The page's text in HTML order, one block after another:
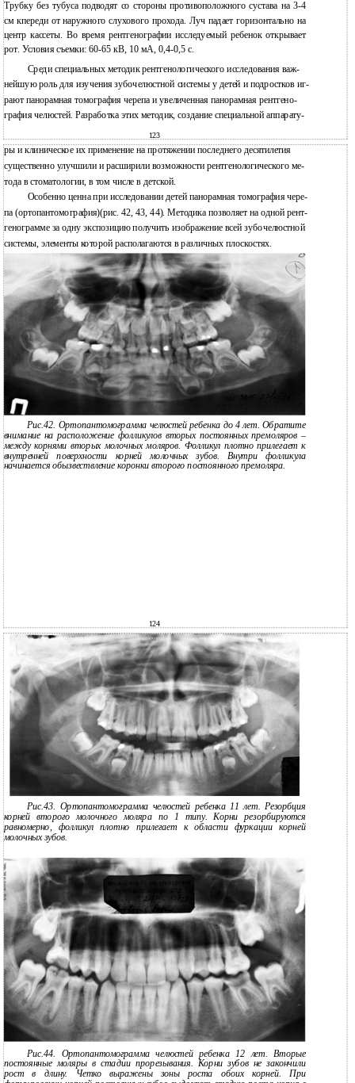
Трубку без тубуса подводят со стороны противоположного сустава на 3-4
см кпереди от наружного слухового прохода. Луч падает горизонтально на
центр кассеты. Во время рентгенографии исследуемый ребенок открывает
рот. Условия съемки: 60-65 кВ, 10 мА, 0,4-0,5 с.
Среди специальных методик рентгенологического исследования важ-
нейшую роль для изучения зубочелюстной системы у детей и подростков иг-
рают панорамная томография черепа и увеличенная панорамная рентгено-
графия челюстей. Разработка этих методик, создание специальной аппарату-
123
ры и клиническое их применение на протяжении последнего десятилетия
существенно улучшили и расширили возможности рентгенологического ме-
тода в стоматологии, в том числе в детской.
Особенно ценна при исследовании детей панорамная томография чере-
па (ортопантомография)(рис. 42, 43, 44). Методика позволяет на одной рент-
генограмме за одну экспозицию получить изображение всей зубочелюстной
системы, элементы которой располагаются в различных плоскостях.
Рис.42. Ортопантомограмма челюстей ребенка до 4 лет. Обратите
внимание на расположение фолликулов вторых постоянных премоляров –
между корнями вторых молочных моляров. Фолликул плотно прилегает к
внутренней поверхности корней молочных зубов. Внутри фолликула
начинается обызвествление коронки второго постоянного премоляра.
124
Рис.43. Ортопантомограмма челюстей ребенка 11 лет. Резорбция
корней второго молочного моляра по 1 типу. Корни резорбируются
равномерно, фолликул плотно прилегает к области фуркации корней
молочных зубов.
Рис.44. Ортопантомограмма челюстей ребенка 12 лет. Вторые
постоянные моляры в стадии прорезывания. Корни зубов не закончили
рост в длину. Четко выражены зоны роста обоих корней. При